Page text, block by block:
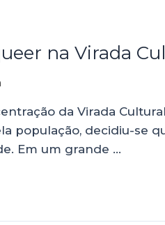
na Virada
da Virada
população, decidiu-se
Em um grande …